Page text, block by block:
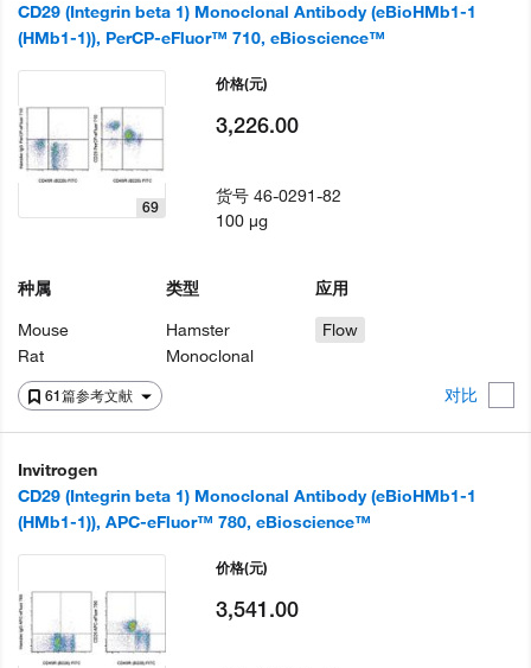
CD29 (Integrin beta 1) Monoclonal Antibody (eBioHMb1-1
(HMb1-1)), PerCP-eFluor™ 710, eBioscience™
61篇参考文献 对比
69
种属
Mouse
Rat
类型
Hamster
Monoclonal
应用
Flow
价格(元)
3,226.00
货号46-0291-82
100 µg
Invitrogen
CD29 (Integrin beta 1) Monoclonal Antibody (eBioHMb1-1
(HMb1-1)), APC-eFluor™ 780, eBioscience™
价格(元)
3,541.00